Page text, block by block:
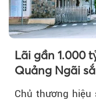
Lãi gần 1.000
Quảng Ngãi
Chủ thương hiệu